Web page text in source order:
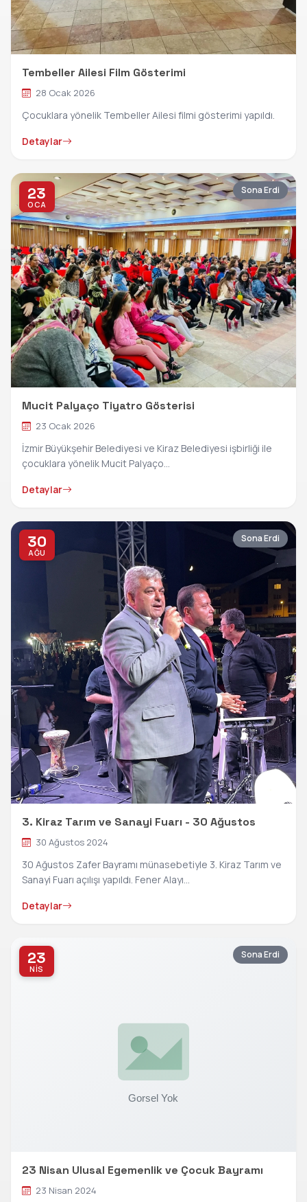
Tembeller Ailesi Film Gösterimi
28 Ocak 2026
Çocuklara yönelik Tembeller Ailesi filmi gösterimi yapıldı.
Detaylar
23
OCA
Sona Erdi
Mucit Palyaço Tiyatro Gösterisi
23 Ocak 2026
İzmir Büyükşehir Belediyesi ve Kiraz Belediyesi işbirliği ile
çocuklara yönelik Mucit Palyaço...
Detaylar
30
AĞU
Sona Erdi
3. Kiraz Tarım ve Sanayi Fuarı - 30 Ağustos
30 Ağustos 2024
30 Ağustos Zafer Bayramı münasebetiyle 3. Kiraz Tarım ve
Sanayi Fuarı açılışı yapıldı. Fener Alayı...
Detaylar
23
NIS
Sona Erdi
23 Nisan Ulusal Egemenlik ve Çocuk Bayramı
23 Nisan 2024